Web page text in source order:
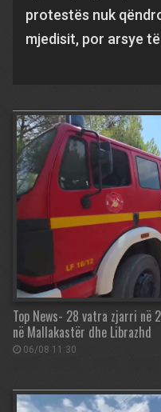
protestës nuk
mjedisit, por arsye
Top News- 28 vatra zjarri në
në Mallakastër dhe Librazhd
06/08 11:30